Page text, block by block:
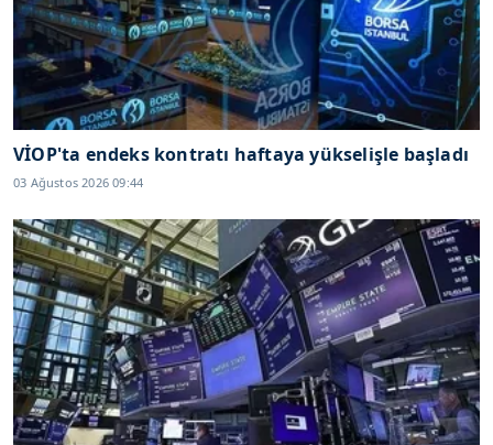
VİOP'ta endeks kontratı haftaya yükselişle başladı
03 Ağustos 2026 09:44